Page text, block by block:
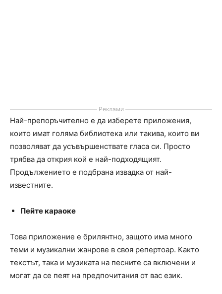
Реклами
Най-препоръчително е да изберете приложения,
които имат голяма библиотека или такива, които ви
позволяват да усъвършенствате гласа си. Просто
трябва да открия кой е най-подходящият.
Продължението е подбрана извадка от най-
известните.
Пейте караоке
Това приложение е брилянтно, защото има много
теми и музикални жанрове в своя репертоар. Както
текстът, така и музиката на песните са включени и
могат да се пеят на предпочитания от вас език.